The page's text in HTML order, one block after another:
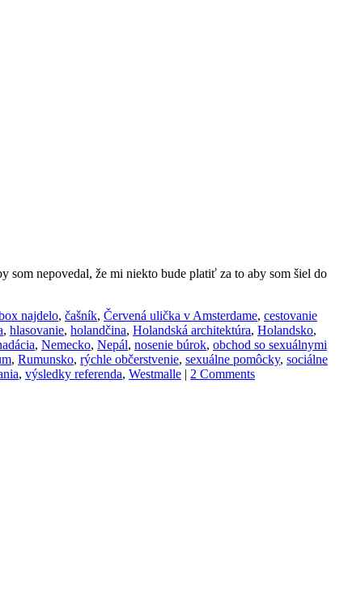
som nepovedal, že mi niekto bude platiť za to aby som šiel do
najdelo, čašník, Červená ulička v Amsterdame, cestovanie
, hlasovanie, holandčina, Holandská architektúra, Holandsko,
, Nemecko, Nepál, nosenie búrok, obchod so sexuálnymi
, Rumunsko, rýchle občerstvenie, sexuálne pomôcky, sociálne
, výsledky referenda, Westmalle | 2 Comments